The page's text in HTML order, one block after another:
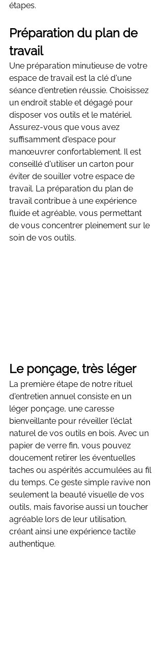
étapes.
Préparation du plan de
travail
Une préparation minutieuse de votre
espace de travail est la clé d'une
séance d'entretien réussie. Choisissez
un endroit stable et dégagé pour
disposer vos outils et le matériel.
Assurez-vous que vous avez
suffisamment d'espace pour
manœuvrer confortablement. Il est
conseillé d'utiliser un carton pour
éviter de souiller votre espace de
travail. La préparation du plan de
travail contribue à une expérience
fluide et agréable, vous permettant
de vous concentrer pleinement sur le
soin de vos outils.
Le ponçage, très léger
La première étape de notre rituel
d'entretien annuel consiste en un
léger ponçage, une caresse
bienveillante pour réveiller l'éclat
naturel de vos outils en bois. Avec un
papier de verre fin, vous pouvez
doucement retirer les éventuelles
taches ou aspérités accumulées au fil
du temps. Ce geste simple ravive non
seulement la beauté visuelle de vos
outils, mais favorise aussi un toucher
agréable lors de leur utilisation,
créant ainsi une expérience tactile
authentique.